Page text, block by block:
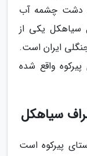
دشت چشمه آب
سیاهکل یکی از
ایران است.
روستای پیرکوه واقع شده
سیاهکل
پیرکوه است